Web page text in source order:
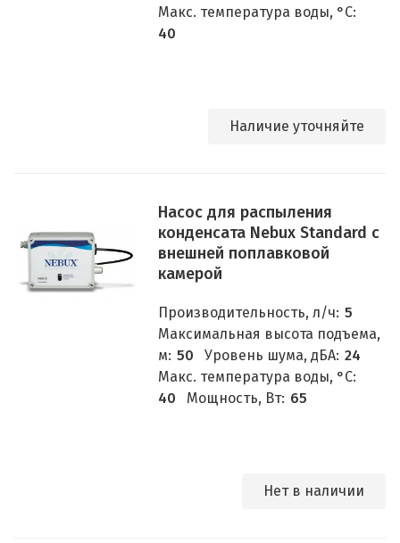
Макс. температура воды, °C:
40
Наличие уточняйте
Насос для распыления
конденсата Nebux Standard с
внешней поплавковой
камерой
Производительность, л/ч: 5
Максимальная высота подъема,
м: 50 Уровень шума, дБА: 24
Макс. температура воды, °C:
40
Мощность, Вт: 65
Нет в наличии